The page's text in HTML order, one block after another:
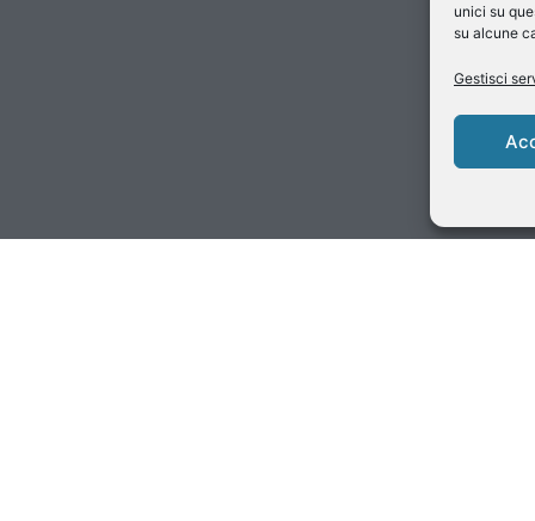
unici su
su alcune
Gestisci